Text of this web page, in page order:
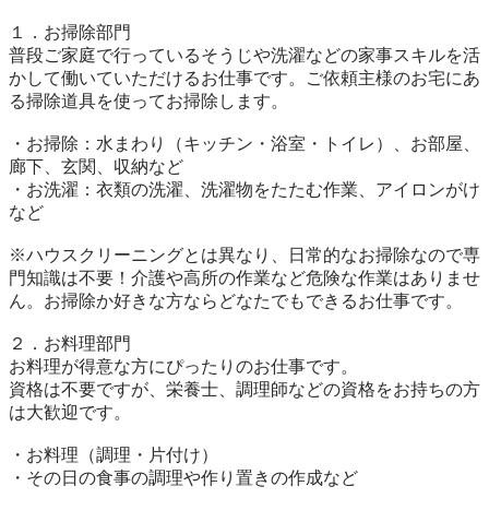
１．お掃除部門
普段ご家庭で行っているそうじや洗濯などの家事スキルを活
かして働いていただけるお仕事です。ご依頼主様のお宅にあ
る掃除道具を使ってお掃除します。
・お掃除：水まわり（キッチン・浴室・トイレ）、お部屋、
廊下、玄関、収納など
・お洗濯：衣類の洗濯、洗濯物をたたむ作業、アイロンがけ
など
※ハウスクリーニングとは異なり、日常的なお掃除なので専
門知識は不要！介護や高所の作業など危険な作業はありませ
ん。お掃除か好きな方ならどなたでもできるお仕事です。
２．お料理部門
お料理が得意な方にぴったりのお仕事です。
資格は不要ですが、栄養士、調理師などの資格をお持ちの方
は大歓迎です。
・お料理（調理・片付け）
・その日の食事の調理や作り置きの作成など